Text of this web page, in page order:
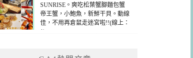
SUNRISE。爽吃松葉蟹腳麵包蟹
帝王蟹，小鮑魚，新鮮干貝。動線
佳，不用再倉鼠走迷宮啦!!(線上：
1)